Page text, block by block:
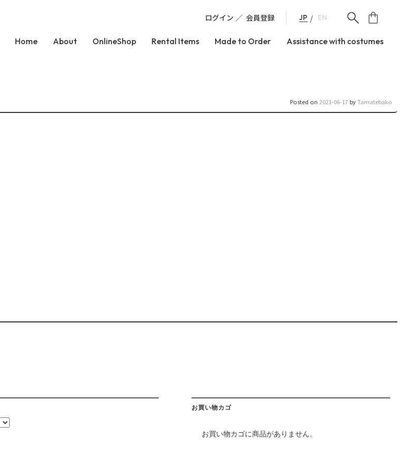
ログイン 会員登録 JP EN
Home About OnlineShop Rental Items Made to Order Assistance with costumes
Posted on 2021-06-17byTamatebako
お買い物カゴ
お買い物カゴに商品がありません。